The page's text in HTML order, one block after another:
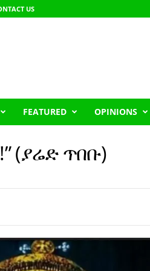
US
FEATURED OPINIONS
(ያሬድ ጥበቡ)